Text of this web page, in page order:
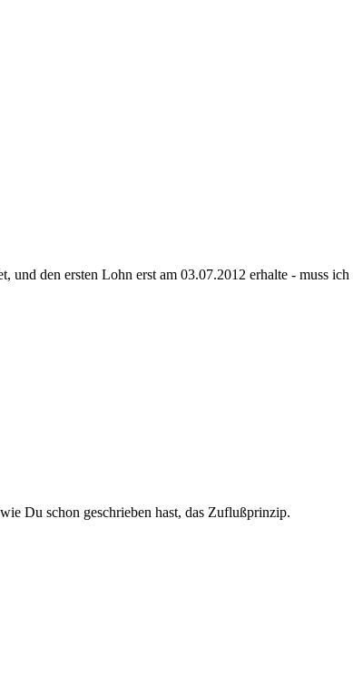
den ersten Lohn erst am 03.07.2012 erhalte - muss
Du schon geschrieben hast, das Zuflußprinzip.